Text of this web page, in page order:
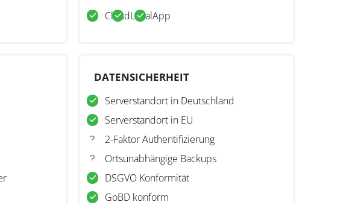
CloudLokalApp
DATENSICHERHEIT
Serverstandort in Deutschland
Serverstandort in EU
2-Faktor Authentifizierung
Ortsunabhängige Backups
DSGVO Konformität
GoBD konform